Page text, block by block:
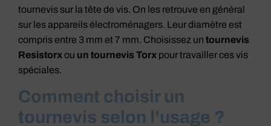
tournevis sur la tête de vis. On les retrouve en général
sur les appareils électroménagers. Leur diamètre est
compris entre 3 mm et 7 mm. Choisissez un tournevis
Resistorx ou un tournevis Torx pour travailler ces vis
spéciales.
Comment choisir un
tournevis selon l’usage ?